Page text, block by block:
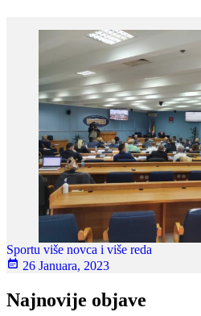
Sportu više novca i više reda
26 Januara, 2023
Najnovije objave